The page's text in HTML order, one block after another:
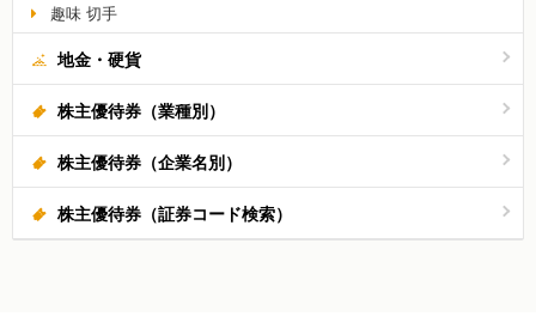
趣味 切手
地金・硬貨
株主優待券（業種別）
株主優待券（企業名別）
株主優待券（証券コード検索）